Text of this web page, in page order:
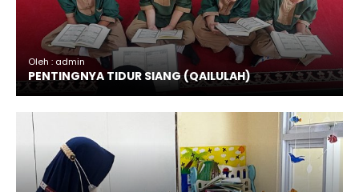
Oleh : admin
PENTINGNYA TIDUR SIANG (QAILULAH)